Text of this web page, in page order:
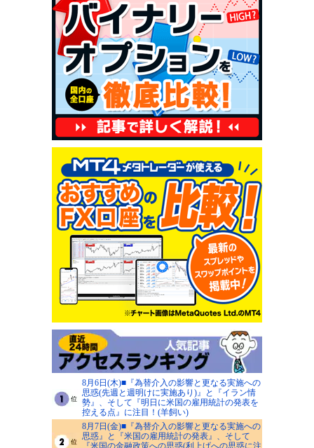
8月6日(木)■『為替介入の影響と更なる実施への
思惑(先週と週明けに実施あり)』と『イラン情
勢』、そして『明日に米国の雇用統計の発表を
控える点』に注目！(羊飼い)
8月7日(金)■『為替介入の影響と更なる実施への
思惑』と『米国の雇用統計の発表』、そして